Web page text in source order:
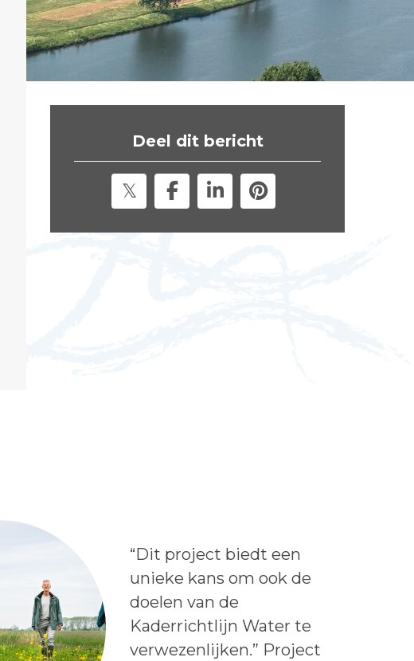
Deel dit bericht
Lees het bericht:
“Dit project biedt een
unieke kans om ook de
doelen van de
Kaderrichtlijn Water te
verwezenlijken.” Project